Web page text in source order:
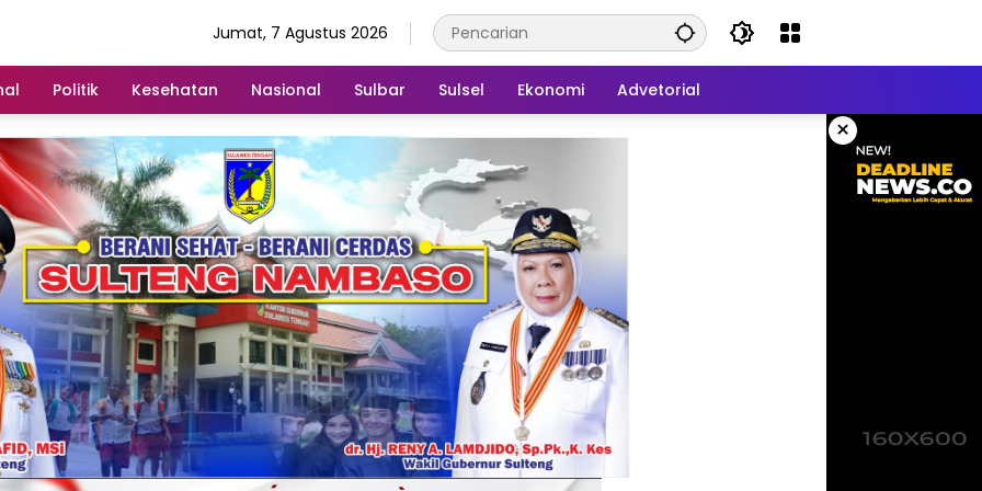
Jumat, 7 Agustus 2026
Politik Kesehatan Nasional Sulbar Sulsel Ekonomi Advetorial
×